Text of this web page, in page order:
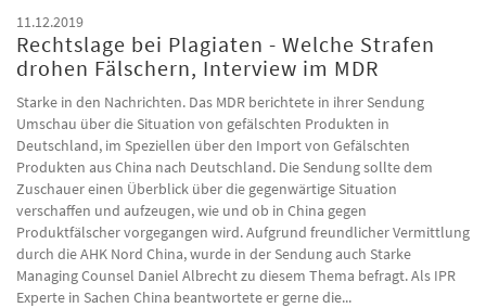
11.12.2019
Rechtslage bei Plagiaten - Welche Strafen
drohen Fälschern, Interview im MDR
Starke in den Nachrichten. Das MDR berichtete in ihrer Sendung
Umschau über die Situation von gefälschten Produkten in
Deutschland, im Speziellen über den Import von Gefälschten
Produkten aus China nach Deutschland. Die Sendung sollte dem
Zuschauer einen Überblick über die gegenwärtige Situation
verschaffen und aufzeugen, wie und ob in China gegen
Produktfälscher vorgegangen wird. Aufgrund freundlicher Vermittlung
durch die AHK Nord China, wurde in der Sendung auch Starke
Managing Counsel Daniel Albrecht zu diesem Thema befragt. Als IPR
Experte in Sachen China beantwortete er gerne die...